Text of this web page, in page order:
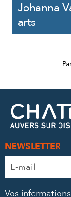
Johanna
arts
NEWSLETTER
Adresse
e-
Vos